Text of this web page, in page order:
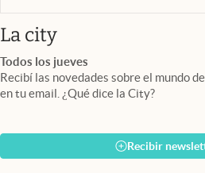
La cityabre en nueva
Todos los jueves
Recibí las novedades sobre el mundo
en tu email. ¿Qué dice la City?
Recibir